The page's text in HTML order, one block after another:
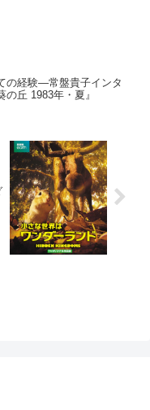
の経験―常盤貴子インタ
の丘 1983年・夏』